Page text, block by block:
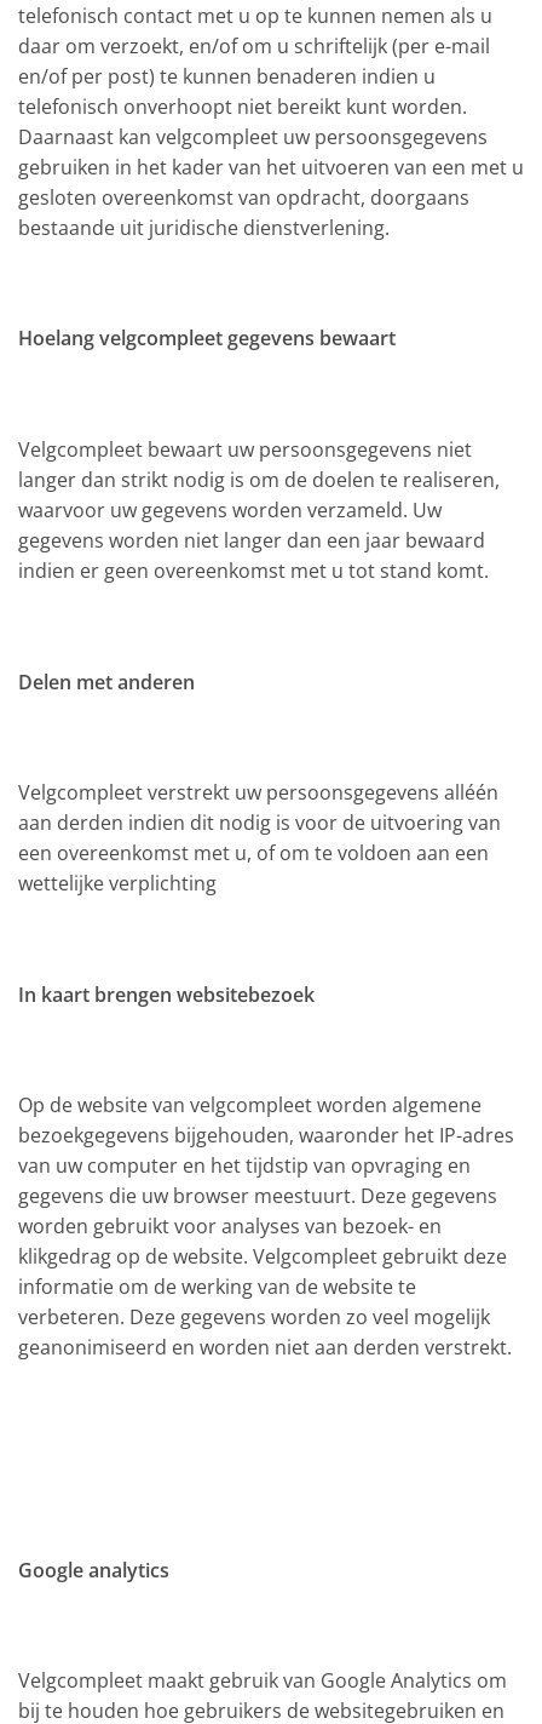
telefonisch contact met u op te kunnen nemen als u
daar om verzoekt, en/of om u schriftelijk (per e-mail
en/of per post) te kunnen benaderen indien u
telefonisch onverhoopt niet bereikt kunt worden.
Daarnaast kan velgcompleet uw persoonsgegevens
gebruiken in het kader van het uitvoeren van een met u
gesloten overeenkomst van opdracht, doorgaans
bestaande uit juridische dienstverlening.
Hoelang velgcompleet gegevens bewaart
Velgcompleet bewaart uw persoonsgegevens niet
langer dan strikt nodig is om de doelen te realiseren,
waarvoor uw gegevens worden verzameld. Uw
gegevens worden niet langer dan een jaar bewaard
indien er geen overeenkomst met u tot stand komt.
Delen met anderen
Velgcompleet verstrekt uw persoonsgegevens alléén
aan derden indien dit nodig is voor de uitvoering van
een overeenkomst met u, of om te voldoen aan een
wettelijke verplichting
In kaart brengen websitebezoek
Op de website van velgcompleet worden algemene
bezoekgegevens bijgehouden, waaronder het IP-adres
van uw computer en het tijdstip van opvraging en
gegevens die uw browser meestuurt. Deze gegevens
worden gebruikt voor analyses van bezoek- en
klikgedrag op de website. Velgcompleet gebruikt deze
informatie om de werking van de website te
verbeteren. Deze gegevens worden zo veel mogelijk
geanonimiseerd en worden niet aan derden verstrekt.
Google analytics
Velgcompleet maakt gebruik van Google Analytics om
bij te houden hoe gebruikers de websitegebruiken en